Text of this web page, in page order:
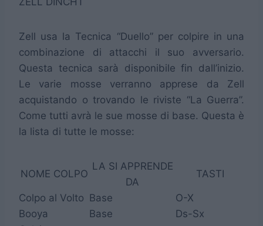
Zell usa la Tecnica “Duello” per colpire in una
combinazione di attacchi il suo avversario.
Questa tecnica sarà disponibile fin dall’inizio.
Le varie mosse verranno apprese da Zell
acquistando o trovando le riviste “La Guerra”.
Come tutti avrà le sue mosse di base. Questa è
la lista di tutte le mosse:
NOME COLPO
LA SI APPRENDE
DA
TASTI
Colpo al Volto Base
O-X
Booya
Base
Ds-Sx